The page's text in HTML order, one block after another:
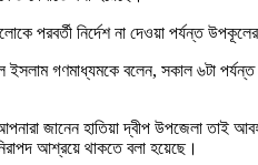
পরবর্তী নির্দেশ না দেওয়া পর্যন্ত
গণমাধ্যমকে বলেন, সকাল ৬টা
জানেন হাতিয়া দ্বীপ উপজেলা
আশ্রয়ে থাকতে বলা হয়েছে।